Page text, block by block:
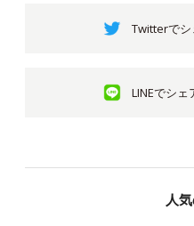
Twitterでシ
LINEでシェ
人